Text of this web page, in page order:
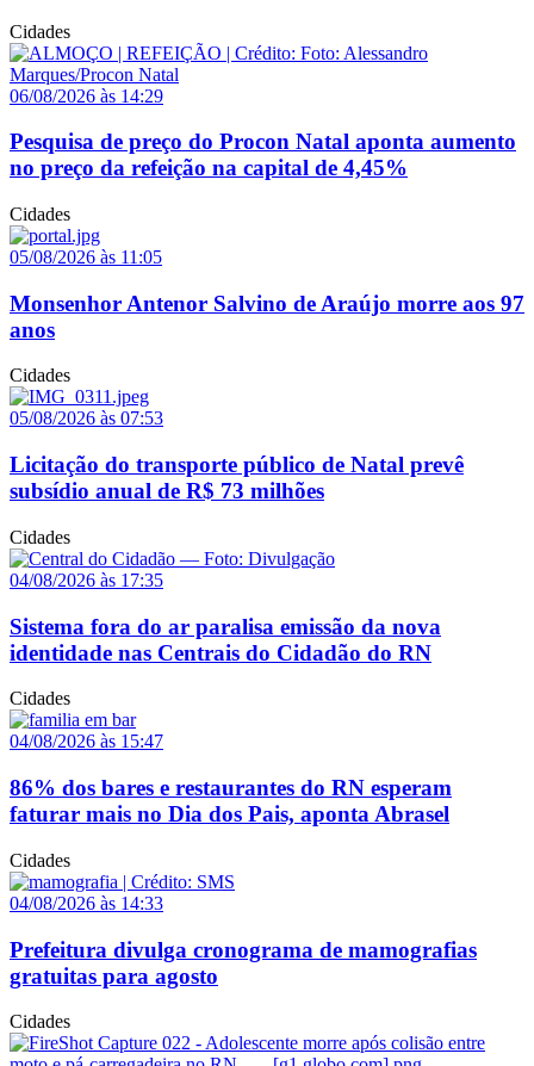
Cidades
06/08/2026 às 14:29
Pesquisa de preço do Procon Natal aponta aumento
no preço da refeição na capital de 4,45%
Cidades
05/08/2026 às 11:05
Monsenhor Antenor Salvino de Araújo morre aos 97
anos
Cidades
05/08/2026 às 07:53
Licitação do transporte público de Natal prevê
subsídio anual de R$ 73 milhões
Cidades
04/08/2026 às 17:35
Sistema fora do ar paralisa emissão da nova
identidade nas Centrais do Cidadão do RN
Cidades
04/08/2026 às 15:47
86% dos bares e restaurantes do RN esperam
faturar mais no Dia dos Pais, aponta Abrasel
Cidades
04/08/2026 às 14:33
Prefeitura divulga cronograma de mamografias
gratuitas para agosto
Cidades